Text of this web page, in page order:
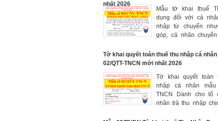
nhất 2026
Mẫu tờ khai thuế
dụng đối với cá
nhập từ chuyển
góp, cá nhân
cơ quan thuế và tổ
nhân khai thuế thay,
04/CNV-TNCN (ban
theo Thông tư số 80/
BTC) mẫu bị sửa đổi
tư 40/2025/TT-BTC và
Tờ khai quyết toán thuế thu nhập cá
02/QTT-TNCN mới nhất 2026
Tờ khai quyết toán
nhập cá nhân mẫu
TNCN Dành cho tổ
nhân trả thu nhập